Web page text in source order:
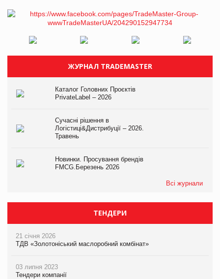
ЖУРНАЛ TRADEMASTER
Каталог Головних Проєктів
PrivateLabel – 2026
Сучасні рішення в
Логістиці&Дистрибуції – 2026.
Травень
Новинки. Просування брендів
FMCG.Березень 2026
Всі журнали
ТЕНДЕРИ
21 січня 2026
ТДВ «Золотоніський маслоробний комбінат»
03 липня 2023
Тендери компанії